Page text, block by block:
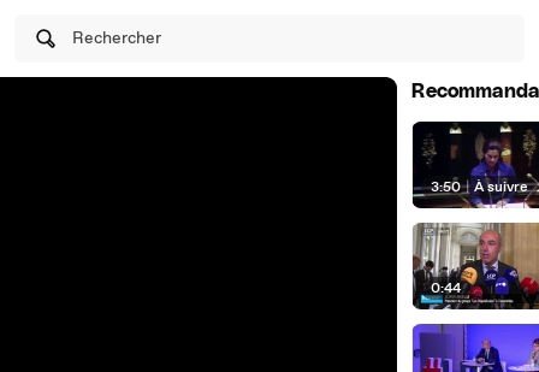
Rechercher
3:50 | À suivre
0:44